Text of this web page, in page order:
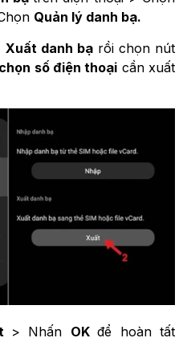
Quản lý danh bạ.
Xuất danh bạrồi chọn nút
chọn số điện thoại cần xuất
> Nhấn OKđể hoàn tất